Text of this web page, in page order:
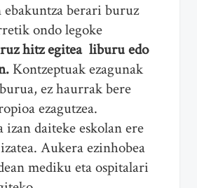
berari buruz
ondo legoke
hitz egitea liburu edo
Kontzeptuak ezagunak
ez haurrak bere
ezagutzea.
izan daiteke eskolan ere
Aukera ezinhobea
mediku eta ospitalari